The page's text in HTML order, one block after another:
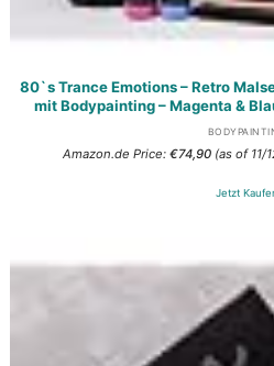
80`s Trance Emotions – Retro
mit Bodypainting – Magenta &
Amazon.de Price: €74,90(as of 11/
Jetzt